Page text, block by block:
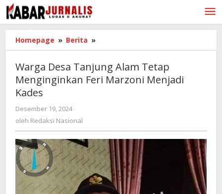
Lewati
ke
konten
Homepage » Berita »
Desa
Tanjung
Alam
Tetap
Kades
Warga Desa Tanjung Alam Tetap
Menginginkan Feri Marzoni Menjadi
Kades
Desember 19, 2024
Redaksi
oleh Redaksi Nasional